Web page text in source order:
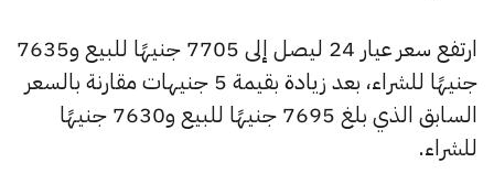
ارتفع سعر عيار 24 ليصل إلى 7705 جنيهًا للبيع و7635
جنيهًا للشراء، بعد زيادة بقيمة 5 جنيهات مقارنة بالسعر
السابق الذي بلغ 7695 جنيهًا للبيع و7630 جنيهًا
للشراء.